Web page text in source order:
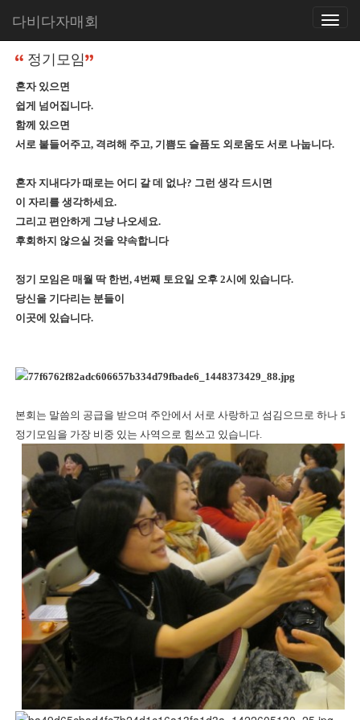
Toggle
다비다자매회
홈 사역소개
정기모임
혼자 있으면
쉽게 넘어집니다.
함께 있으면
서로 붙들어주고, 격려해 주고, 기쁨도 슬픔도 외로움도 서로 나눕니다.
혼자 지내다가 때로는 어디 갈 데 없나? 그런 생각 드시면
이 자리를 생각하세요.
그리고 편안하게 그냥 나오세요.
후회하지 않으실 것을 약속합니다
정기 모임은 매월 딱 한번, 4번째 토요일 오후 2시에 있습니다.
당신을 기다리는 분들이
이곳에 있습니다.​​ ​​
본회는 말씀의 공급을 받으며 주안에서 서로 사랑하고 섬김으므로 하나 되는
정기모임을 가장 비중 있는 사역으로 힘쓰고 있습니다.